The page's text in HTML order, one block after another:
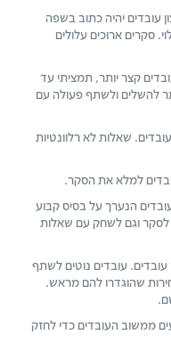
עובדים יהיה כתוב בשפה
סקרים ארוכים עלולים
קצר יותר, תמציתי עד
להשלים ולשתף פעולה עם
שאלות לא רלוונטיות
למלא את הסקר.
הנערך על בסיס קבוע
וגם לשחק עם שאלות
עובדים נוטים לשתף
שהוגדרו להם מראש.
ממשוב העובדים כדי לחזק